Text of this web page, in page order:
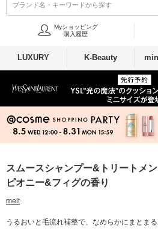
ブランド名・キーワードから探す
Myショッピング
購入履歴
LUXURY K-Beauty
スムースシャンプー&トリートメ
ピオニー&フィグの香り
melt
うるおいと毛流れ補整で、なめらかにまとまる